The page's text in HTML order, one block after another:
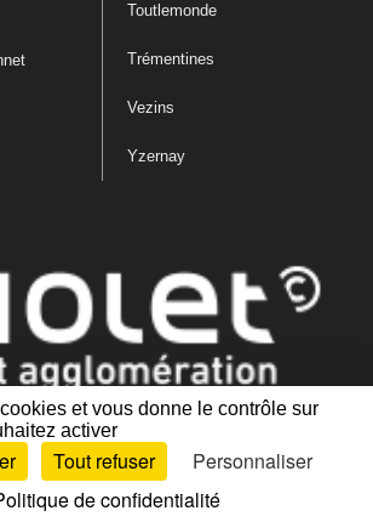
et vous donne le contrôle sur
activer
Tout refuser
Personnaliser
de confidentialité
Toutlemonde
Trémentines
Vezins
Yzernay
de confidentialité
site Accessibilité : partiellement conforme